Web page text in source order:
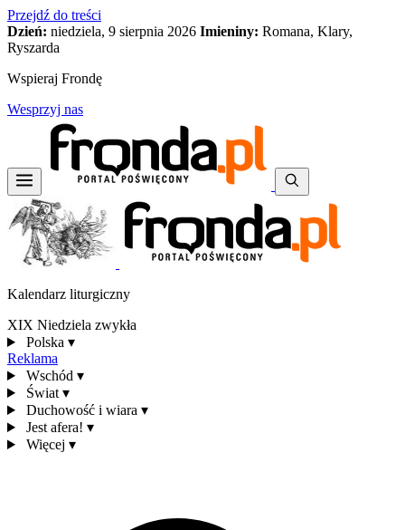
Przejdź do treści
Dzień: niedziela, 9 sierpnia 2026 Imieniny: Romana, Klary,
Ryszarda
Wspieraj Frondę
Wesprzyj nas
Kalendarz liturgiczny
XIX Niedziela zwykła
Polska ▾
Reklama
Wschód ▾
Świat ▾
Duchowość i wiara ▾
Jest afera! ▾
Więcej ▾